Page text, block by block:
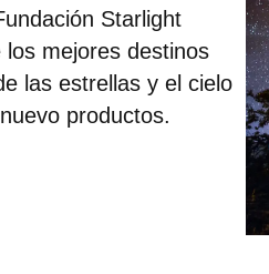
Starlight
mejores destinos
las estrellas y el cielo
productos.